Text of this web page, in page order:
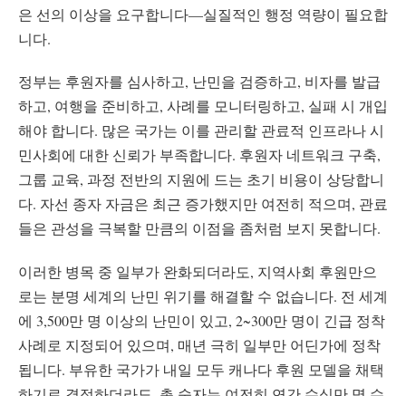
은 선의 이상을 요구합니다—실질적인 행정 역량이 필요합
니다.
정부는 후원자를 심사하고, 난민을 검증하고, 비자를 발급
하고, 여행을 준비하고, 사례를 모니터링하고, 실패 시 개입
해야 합니다. 많은 국가는 이를 관리할 관료적 인프라나 시
민사회에 대한 신뢰가 부족합니다. 후원자 네트워크 구축,
그룹 교육, 과정 전반의 지원에 드는 초기 비용이 상당합니
다. 자선 종자 자금은 최근 증가했지만 여전히 적으며, 관료
들은 관성을 극복할 만큼의 이점을 좀처럼 보지 못합니다.
이러한 병목 중 일부가 완화되더라도, 지역사회 후원만으
로는 분명 세계의 난민 위기를 해결할 수 없습니다. 전 세계
에 3,500만 명 이상의 난민이 있고, 2~300만 명이 긴급 정착
사례로 지정되어 있으며, 매년 극히 일부만 어딘가에 정착
됩니다. 부유한 국가가 내일 모두 캐나다 후원 모델을 채택